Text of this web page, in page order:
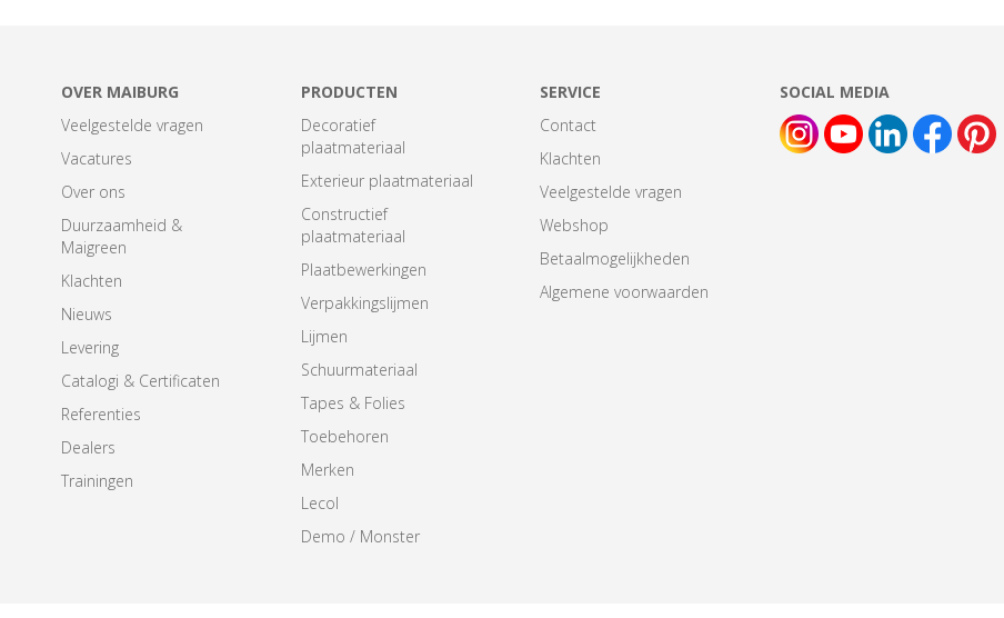
OVER MAIBURG
Veelgestelde vragen
Vacatures
Over ons
Duurzaamheid &
Maigreen
Klachten
Nieuws
Levering
Catalogi & Certificaten
Referenties
Dealers
Trainingen
PRODUCTEN
Decoratief
plaatmateriaal
Exterieur plaatmateriaal
Constructief
plaatmateriaal
Plaatbewerkingen
Verpakkingslijmen
Lijmen
Schuurmateriaal
Tapes & Folies
Toebehoren
Merken
Lecol
Demo / Monster
SERVICE
Contact
Klachten
Veelgestelde vragen
Webshop
Betaalmogelijkheden
Algemene voorwaarden
SOCIAL MEDIA